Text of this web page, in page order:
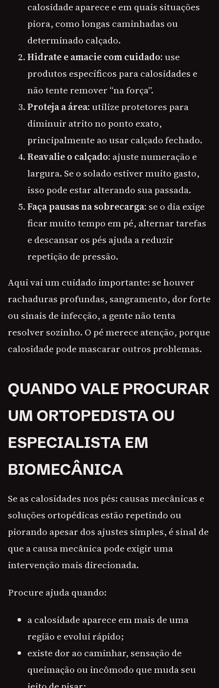
calosidade aparece e em quais situações
piora, como longas caminhadas ou
determinado calçado.
Hidrate e amacie com cuidado:use
produtos específicos para calosidades e
não tente remover “na força”.
Proteja a área:utilize protetores para
diminuir atrito no ponto exato,
principalmente ao usar calçado fechado.
Reavalie o calçado: ajuste numeração e
largura. Se o solado estiver muito gasto,
isso pode estar alterando sua passada.
Faça pausas na sobrecarga: se o dia exige
ficar muito tempo em pé, alternar tarefas
e descansar os pés ajuda a reduzir
repetição de pressão.
Aqui vai um cuidado importante: se houver
rachaduras profundas, sangramento, dor forte
ou sinais de infecção, a gente não tenta
resolver sozinho. O pé merece atenção, porque
calosidade pode mascarar outros problemas.
QUANDO VALE PROCURAR
UM ORTOPEDISTA OU
ESPECIALISTA EM
BIOMECÂNICA
Se as calosidades nos pés: causas mecânicas e
soluções ortopédicas estão repetindo ou
piorando apesar dos ajustes simples, é sinal de
que a causa mecânica pode exigir uma
intervenção mais direcionada.
Procure ajuda quando:
a calosidade aparece em mais de uma
região e evolui rápido;
existe dor ao caminhar, sensação de
queimação ou incômodo que muda seu